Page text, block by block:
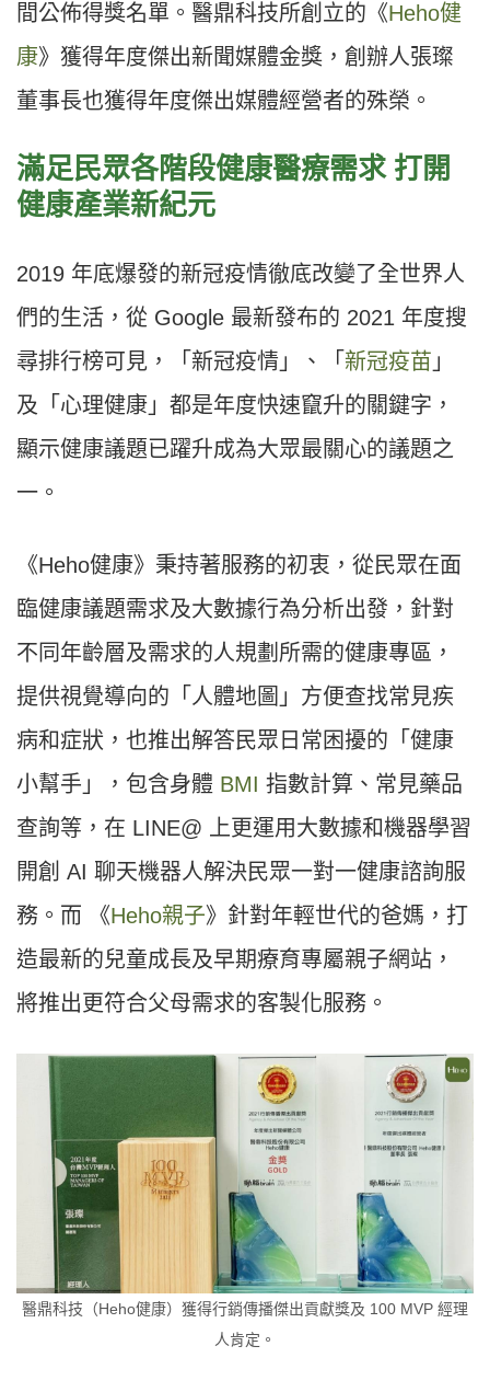
間公佈得獎名單。醫鼎科技所創立的《Heho健
康》獲得年度傑出新聞媒體金獎，創辦人張璨
董事長也獲得年度傑出媒體經營者的殊榮。
滿足民眾各階段健康醫療需求 打開
健康產業新紀元
2019 年底爆發的新冠疫情徹底改變了全世界人
們的生活，從 Google 最新發布的 2021 年度搜
尋排行榜可見，「新冠疫情」、「 新冠疫苗 」
及「心理健康」都是年度快速竄升的關鍵字，
顯示健康議題已躍升成為大眾最關心的議題之
一。
《Heho健康》秉持著服務的初衷，從民眾在面
臨健康議題需求及大數據行為分析出發，針對
不同年齡層及需求的人規劃所需的健康專區，
提供視覺導向的「人體地圖」方便查找常見疾
病和症狀，也推出解答民眾日常困擾的「健康
小幫手」，包含身體 BMI 指數計算、常見藥品
查詢等，在 LINE@ 上更運用大數據和機器學習
開創 AI 聊天機器人解決民眾一對一健康諮詢服
務。而 《Heho親子》針對年輕世代的爸媽，打
造最新的兒童成長及早期療育專屬親子網站，
將推出更符合父母需求的客製化服務。
醫鼎科技（Heho健康）獲得行銷傳播傑出貢獻獎及 100 MVP 經理
人肯定。